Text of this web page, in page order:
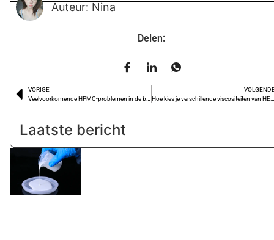
Auteur: Nina
Delen:
VORIGE
Laatste bericht